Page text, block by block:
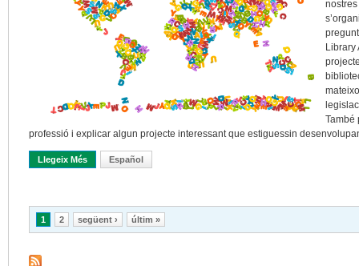
Library
També
professió i explicar algun projecte interessant que estiguessin
Llegeix Més Sobre Una Professió Global
Español
Pàgines
1 2 següent › últim »